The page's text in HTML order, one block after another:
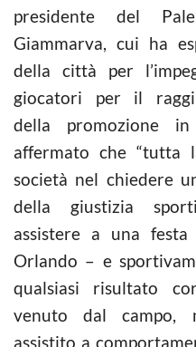
presidente del
Giammarva, cui ha
della città per
giocatori per il
della promozione
affermato che
società nel chiedere
della giustizia
assistere a una
Orlando – e
qualsiasi risultato
venuto dal campo,
assistito a